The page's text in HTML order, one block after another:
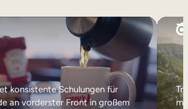
konsistente Schulungen für
an vorderster Front in großem